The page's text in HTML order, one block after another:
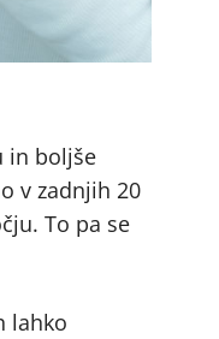
in boljše
v zadnjih 20
To pa se
lahko